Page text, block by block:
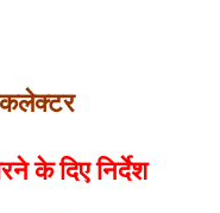
कलेक्टर
के दिए निर्देश